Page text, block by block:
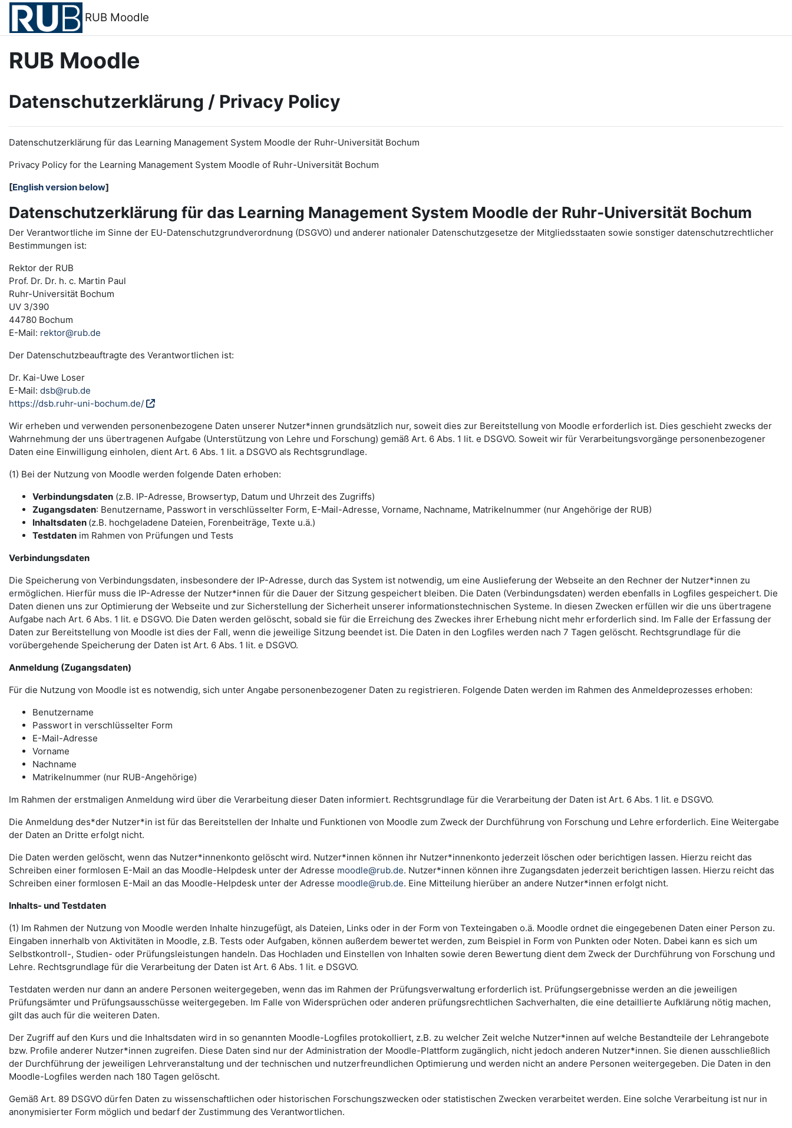
Zum Hauptinhalt
RUB Moodle
RUB Moodle
Datenschutzerklärung / Privacy Policy
Datenschutzerklärung für das Learning Management System Moodle der Ruhr-Universität Bochum
Privacy Policy for the Learning Management System Moodle of Ruhr-Universität Bochum
[English version below]
Datenschutzerklärung für das Learning Management System Moodle der Ruhr-Universität Bochum
Der Verantwortliche im Sinne der EU-Datenschutzgrundverordnung (DSGVO) und anderer nationaler Datenschutzgesetze der Mitgliedsstaaten sowie sonstiger datenschutzrechtlicher
Bestimmungen ist:
Rektor der RUB
Prof. Dr. Dr. h. c. Martin Paul
Ruhr-Universität Bochum
UV 3/390
44780 Bochum
E-Mail: rektor@rub.de
Der Datenschutzbeauftragte des Verantwortlichen ist:
Dr. Kai-Uwe Loser
E-Mail: dsb@rub.de
https://dsb.ruhr-uni-bochum.de/
Wir erheben und verwenden personenbezogene Daten unserer Nutzer*innen grundsätzlich nur, soweit dies zur Bereitstellung von Moodle erforderlich ist. Dies geschieht zwecks der
Wahrnehmung der uns übertragenen Aufgabe (Unterstützung von Lehre und Forschung) gemäß Art. 6 Abs. 1 lit. e DSGVO. Soweit wir für Verarbeitungsvorgänge personenbezogener
Daten eine Einwilligung einholen, dient Art. 6 Abs. 1 lit. a DSGVO als Rechtsgrundlage.
(1) Bei der Nutzung von Moodle werden folgende Daten erhoben:
Verbindungsdaten (z.B. IP-Adresse, Browsertyp, Datum und Uhrzeit des Zugriffs)
Zugangsdaten: Benutzername, Passwort in verschlüsselter Form, E-Mail-Adresse, Vorname, Nachname, Matrikelnummer (nur Angehörige der RUB)
Inhaltsdaten (z.B. hochgeladene Dateien, Forenbeiträge, Texte u.ä.)
Testdaten im Rahmen von Prüfungen und Tests
Verbindungsdaten
Die Speicherung von Verbindungsdaten, insbesondere der IP-Adresse, durch das System ist notwendig, um eine Auslieferung der Webseite an den Rechner der Nutzer*innen zu
ermöglichen. Hierfür muss die IP-Adresse der Nutzer*innen für die Dauer der Sitzung gespeichert bleiben. Die Daten (Verbindungsdaten) werden ebenfalls in Logfiles gespeichert. Die
Daten dienen uns zur Optimierung der Webseite und zur Sicherstellung der Sicherheit unserer informationstechnischen Systeme. In diesen Zwecken erfüllen wir die uns übertragene
Aufgabe nach Art. 6 Abs. 1 lit. e DSGVO. Die Daten werden gelöscht, sobald sie für die Erreichung des Zweckes ihrer Erhebung nicht mehr erforderlich sind. Im Falle der Erfassung der
Daten zur Bereitstellung von Moodle ist dies der Fall, wenn die jeweilige Sitzung beendet ist. Die Daten in den Logfiles werden nach 7 Tagen gelöscht. Rechtsgrundlage für die
vorübergehende Speicherung der Daten ist Art. 6 Abs. 1 lit. e DSGVO.
Anmeldung (Zugangsdaten)
Für die Nutzung von Moodle ist es notwendig, sich unter Angabe personenbezogener Daten zu registrieren. Folgende Daten werden im Rahmen des Anmeldeprozesses erhoben:
Benutzername
Passwort in verschlüsselter Form
E-Mail-Adresse
Vorname
Nachname
Matrikelnummer (nur RUB-Angehörige)
Im Rahmen der erstmaligen Anmeldung wird über die Verarbeitung dieser Daten informiert. Rechtsgrundlage für die Verarbeitung der Daten ist Art. 6 Abs. 1 lit. e DSGVO.
Die Anmeldung des*der Nutzer*in ist für das Bereitstellen der Inhalte und Funktionen von Moodle zum Zweck der Durchführung von Forschung und Lehre erforderlich. Eine Weitergabe
der Daten an Dritte erfolgt nicht.
Die Daten werden gelöscht, wenn das Nutzer*innenkonto gelöscht wird. Nutzer*innen können ihr Nutzer*innenkonto jederzeit löschen oder berichtigen lassen. Hierzu reicht das
Schreiben einer formlosen E-Mail an das Moodle-Helpdesk unter der Adresse moodle@rub.de. Nutzer*innen können ihre Zugangsdaten jederzeit berichtigen lassen. Hierzu reicht das
Schreiben einer formlosen E-Mail an das Moodle-Helpdesk unter der Adresse moodle@rub.de. Eine Mitteilung hierüber an andere Nutzer*innen erfolgt nicht.
Inhalts- und Testdaten
(1) Im Rahmen der Nutzung von Moodle werden Inhalte hinzugefügt, als Dateien, Links oder in der Form von Texteingaben o.ä. Moodle ordnet die eingegebenen Daten einer Person zu.
Eingaben innerhalb von Aktivitäten in Moodle, z.B. Tests oder Aufgaben, können außerdem bewertet werden, zum Beispiel in Form von Punkten oder Noten. Dabei kann es sich um
Selbstkontroll-, Studien- oder Prüfungsleistungen handeln. Das Hochladen und Einstellen von Inhalten sowie deren Bewertung dient dem Zweck der Durchführung von Forschung und
Lehre. Rechtsgrundlage für die Verarbeitung der Daten ist Art. 6 Abs. 1 lit. e DSGVO.
Testdaten werden nur dann an andere Personen weitergegeben, wenn das im Rahmen der Prüfungsverwaltung erforderlich ist. Prüfungsergebnisse werden an die jeweiligen
Prüfungsämter und Prüfungsausschüsse weitergegeben. Im Falle von Widersprüchen oder anderen prüfungsrechtlichen Sachverhalten, die eine detaillierte Aufklärung nötig machen,
gilt das auch für die weiteren Daten.
Der Zugriff auf den Kurs und die Inhaltsdaten wird in so genannten Moodle-Logfiles protokolliert, z.B. zu welcher Zeit welche Nutzer*innen auf welche Bestandteile der Lehrangebote
bzw. Profile anderer Nutzer*innen zugreifen. Diese Daten sind nur der Administration der Moodle-Plattform zugänglich, nicht jedoch anderen Nutzer*innen. Sie dienen ausschließlich
der Durchführung der jeweiligen Lehrveranstaltung und der technischen und nutzerfreundlichen Optimierung und werden nicht an andere Personen weitergegeben. Die Daten in den
Moodle-Logfiles werden nach 180 Tagen gelöscht.
Gemäß Art. 89 DSGVO dürfen Daten zu wissenschaftlichen oder historischen Forschungszwecken oder statistischen Zwecken verarbeitet werden. Eine solche Verarbeitung ist nur in
anonymisierter Form möglich und bedarf der Zustimmung des Verantwortlichen.